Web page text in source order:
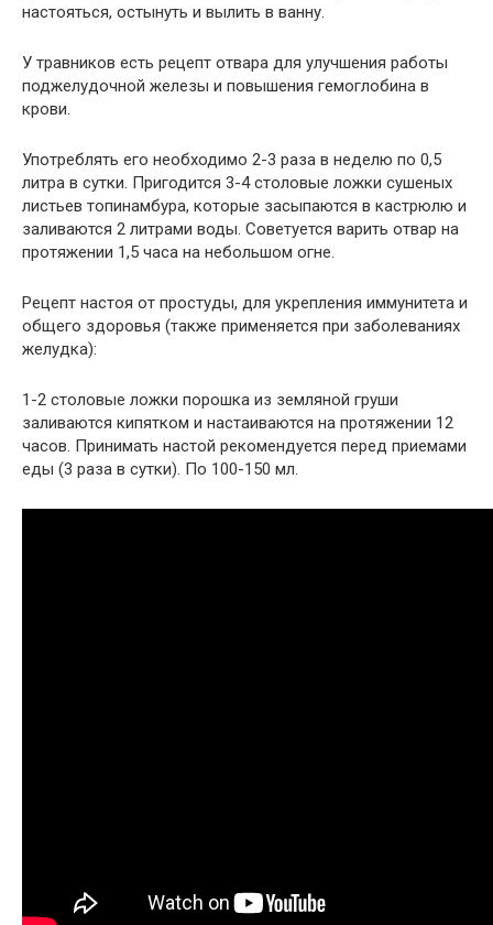
настояться, остынуть и вылить в ванну.
У травников есть рецепт отвара для улучшения работы
поджелудочной железы и повышения гемоглобина в
крови.
Употреблять его необходимо 2-3 раза в неделю по 0,5
литра в сутки. Пригодится 3-4 столовые ложки сушеных
листьев топинамбура, которые засыпаются в кастрюлю и
заливаются 2 литрами воды. Советуется варить отвар на
протяжении 1,5 часа на небольшом огне.
Рецепт настоя от простуды, для укрепления иммунитета и
общего здоровья (также применяется при заболеваниях
желудка):
1-2 столовые ложки порошка из земляной груши
заливаются кипятком и настаиваются на протяжении 12
часов. Принимать настой рекомендуется перед приемами
еды (3 раза в сутки). По 100-150 мл.